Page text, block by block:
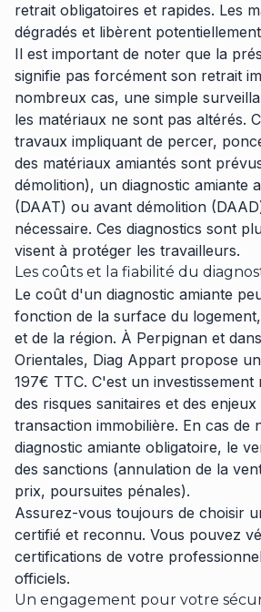
retrait obligatoires et rapides. Les
dégradés et libèrent
Il est important de noter que la
signifie pas forcément son retrait
nombreux cas, une simple
les matériaux ne sont pas altérés.
travaux impliquant de percer,
des matériaux amiantés sont
démolition), un diagnostic amiante
(DAAT) ou avant démolition
nécessaire. Ces diagnostics sont
visent à protéger les travailleurs.
Les coûts et la fiabilité du
Le coût d'un diagnostic amiante
fonction de la surface du
et de la région. À Perpignan et
Orientales, Diag Appart propose
197€ TTC. C'est un investissement
des risques sanitaires et des
transaction immobilière. En cas de
diagnostic amiante obligatoire, le
des sanctions (annulation de la
prix, poursuites pénales).
Assurez-vous toujours de choisir
certifié et reconnu. Vous pouvez
certifications de votre
officiels.
Un engagement pour votre